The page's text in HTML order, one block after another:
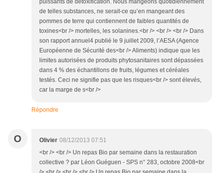
de telles substances, ne serait-ce qu’en mangeant des
pommes de terre qui contiennent de faibles quantités de
toxines<br /> mortelles, les solanines.<br /> <br /> <br /> Dans
son rapport annuel4 publié le 9 juillet 2009, l’AESA (Agence
Européenne de Sécurité des<br /> Aliments) indique que les
limites autorisées de produits phytosanitaires sont dépassées
dans 4 % des échantillons de fruits, légumes et céréales
testés. Ceci ne signifie pas que les risques<br /> sont élevés,
car la marge de s<br />
Répondre
O Olivier 08/12/2013 07:51
<br /> <br /> Un repas Bio par semaine dans la restauration
collective ? par Léon Guéguen - SPS n° 283, octobre 2008<br